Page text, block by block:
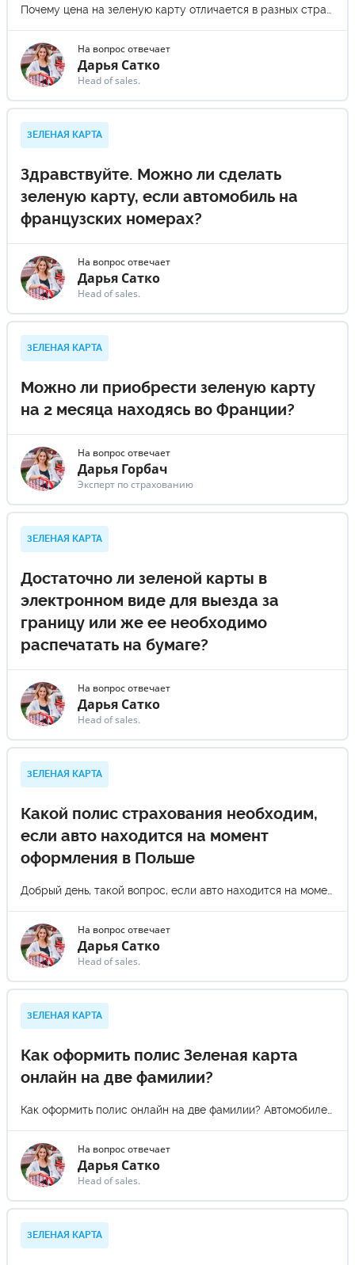
На вопрос отвечает
Дарья Сатко
Head of sales.
ЗЕЛЕНАЯ КАРТА
Здравствуйте. Можно ли сделать
зеленую карту, если автомобиль на
французских номерах?
На вопрос отвечает
Дарья Сатко
Head of sales.
ЗЕЛЕНАЯ КАРТА
Можно ли приобрести зеленую карту
на 2 месяца находясь во Франции?
На вопрос отвечает
Дарья Горбач
Эксперт по страхованию
ЗЕЛЕНАЯ КАРТА
Достаточно ли зеленой карты в
электронном виде для выезда за
границу или же ее необходимо
распечатать на бумаге?
На вопрос отвечает
Дарья Сатко
Head of sales.
ЗЕЛЕНАЯ КАРТА
Какой полис страхования необходим,
если авто находится на момент
оформления в Польше
На вопрос отвечает
Дарья Сатко
Head of sales.
ЗЕЛЕНАЯ КАРТА
Как оформить полис Зеленая карта
онлайн на две фамилии?
На вопрос отвечает
Дарья Сатко
Head of sales.
ЗЕЛЕНАЯ КАРТА